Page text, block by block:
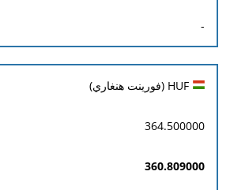
-
364.500000
360.809000